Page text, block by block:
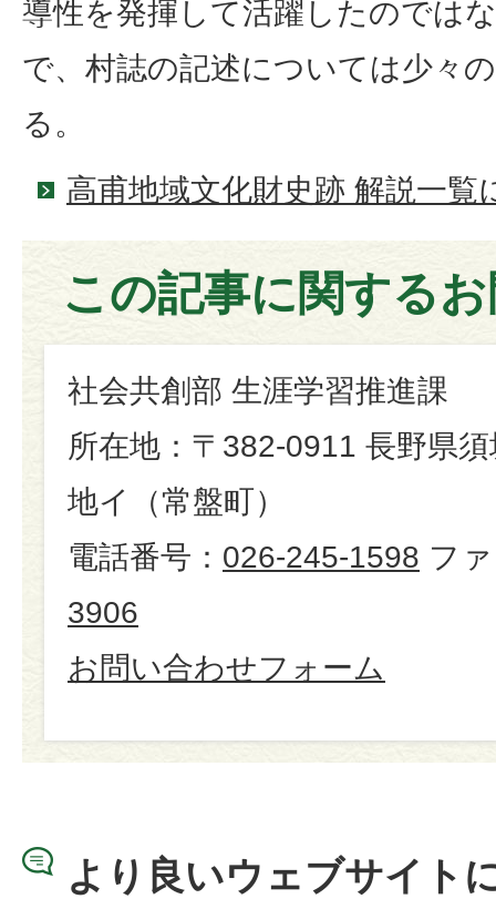
導性を発揮して活躍したのでは
で、村誌の記述については少々
る。
高甫地域文化財史跡 解説一覧
この記事に関する
社会共創部 生涯学習推進課
所在地：〒382-0911 長野県
地イ（常盤町）
電話番号： 026-245-1598 フ
3906
お問い合わせフォーム
より良いウェブサイト